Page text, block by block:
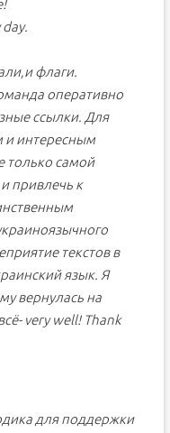
флаги.
оперативно
ссылки. Для
и интересным
только самой
привлечь к
текстов в
язык. Я
вернулась на
very well! Thank
для поддержки